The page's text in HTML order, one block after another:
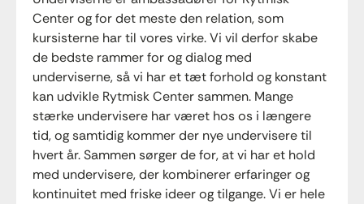
Center og for det meste den relation, som
kursisterne har til vores virke. Vi vil derfor skabe
de bedste rammer for og dialog med
underviserne, så vi har et tæt forhold og konstant
kan udvikle Rytmisk Center sammen. Mange
stærke undervisere har været hos os i længere
tid, og samtidig kommer der nye undervisere til
hvert år. Sammen sørger de for, at vi har et hold
med undervisere, der kombinerer erfaringer og
kontinuitet med friske ideer og tilgange. Vi er hele